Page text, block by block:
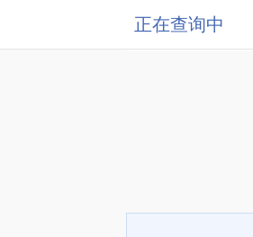
正在查询中